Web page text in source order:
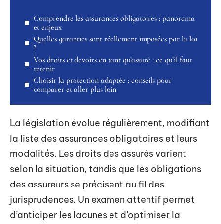
Comprendre les assurances obligatoires : panorama
et enjeux
Quelles garanties sont réellement imposées par la loi
?
Vos droits et devoirs en tant qu’assuré : ce qu’il faut
retenir
Choisir la protection adaptée : conseils pour
comparer et aller plus loin
La législation évolue régulièrement, modifiant
la liste des assurances obligatoires et leurs
modalités. Les droits des assurés varient
selon la situation, tandis que les obligations
des assureurs se précisent au fil des
jurisprudences. Un examen attentif permet
d’anticiper les lacunes et d’optimiser la